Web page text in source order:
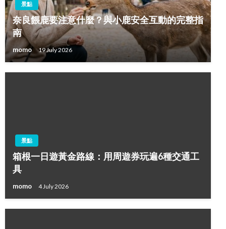
景點
奈良餵鹿要注意什麼？與小鹿安全互動的完整指
南
momo 19 July 2026
景點
箱根一日遊黃金路線：用周遊券玩遍6種交通工
具
momo 4 July 2026